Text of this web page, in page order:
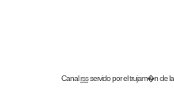
Canalrssservido por eltrujam�nde